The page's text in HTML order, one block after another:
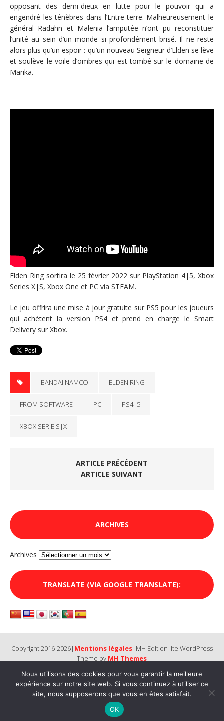
opposant des demi-dieux en lutte pour le pouvoir qui a
engendré les ténèbres dans l’Entre-terre. Malheureusement le
général Radahn et Malenia l’amputée n’ont pu reconstituer
l’unité au sein d’un monde si profondément brisé. Il ne reste
alors plus qu’un espoir : qu’un nouveau Seigneur d’Elden se lève
et soulève le voile d’ombres qui est tombé sur le domaine de
Marika.
Elden Ring sortira le 25 février 2022 sur PlayStation 4|5, Xbox
Series X|S, Xbox One et PC via STEAM.
Le jeu offrira une mise à jour gratuite sur PS5 pour les joueurs
qui achètent la version PS4 et prend en charge le Smart
Delivery sur Xbox.
BANDAI NAMCO ELDEN RING
FROM SOFTWARE PC PS4|5
XBOX SERIE S|X
ARTICLE PRÉCÉDENT
ARTICLE SUIVANT
ARCHIVES
Archives
TRANSLATE (VIA GOOGLE TRANSLATE):
Copyright 2016-2026| Mentions légales|MH Edition lite WordPress
Theme by MH Themes
Nous utilisons des cookies pour vous garantir la meilleure
expérience sur notre site web. Si vous continuez à utiliser ce
site, nous supposerons que vous en êtes satisfait.
OK